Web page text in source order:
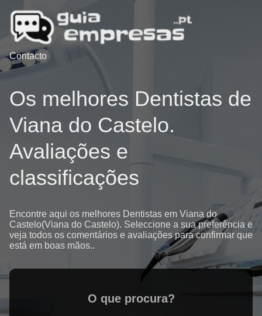
Contacto
Os melhores Dentistas de
Viana do Castelo.
Avaliações e
classificações
Encontre aqui os melhores Dentistas em Viana do
Castelo(Viana do Castelo). Seleccione a sua preferência e
veja todos os comentários e avaliações para confirmar que
está em boas mãos..
O que procura?